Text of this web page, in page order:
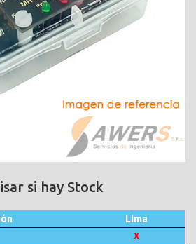
si hay Stock
Lima
X